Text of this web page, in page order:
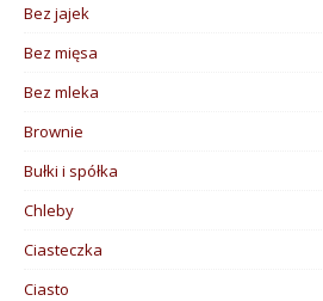
Bez jajek
Bez mięsa
Bez mleka
Brownie
Bułki i spółka
Chleby
Ciasteczka
Ciasto